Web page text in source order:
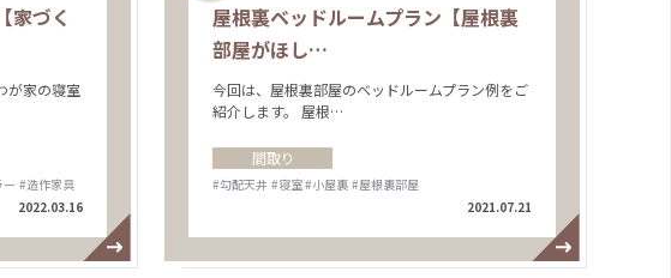
家づく
が家の寝室
#造作家具
2022.03.16
屋根裏ベッドルームプラン【屋根裏
部屋がほし…
今回は、屋根裏部屋のベッドルームプラン例をご
紹介します。 屋根…
間取り
#勾配天井 #寝室#小屋裏 #屋根裏部屋
2021.07.21